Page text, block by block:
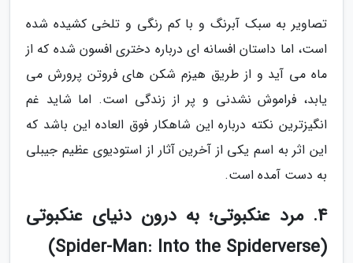
تصاویر به سبک آبرنگ و با کم رنگی و تلخی کشیده شده
است، اما داستان افسانه ای درباره دختری افسون شده که از
ماه می آید و از طریق هیزم شکن های فروتن پرورش می
یابد، فراموش نشدنی و پر از زندگی است. اما شاید غم
انگیزترین نکته درباره این شاهکار فوق العاده این باشد که
این اثر به اسم یکی از آخرین آثار از استودیوی عظیم جیبلی
به دست آمده است.
4. مرد عنکبوتی؛ به درون دنیای عنکبوتی
(Spider-Man: Into the Spiderverse)